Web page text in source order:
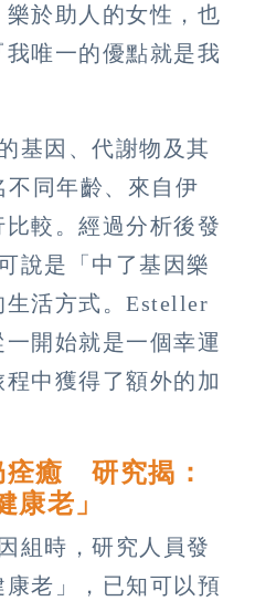
於助人的女性，也
唯一的優點就是我
基因、代謝物及其
不同年齡、來自伊
較。經過分析後發
說是「中了基因樂
活方式。Esteller
開始就是一個幸運
中獲得了額外的加
痊癒 研究揭：
康老」
組時，研究人員發
老」，已知可以預